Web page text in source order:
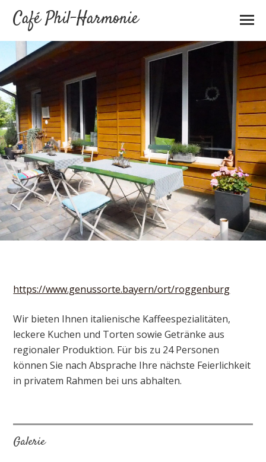
Café Phil-Harmonie
https://www.genussorte.bayern/ort/roggenburg
Wir bieten Ihnen italienische Kaffeespezialitäten,
leckere Kuchen und Torten sowie Getränke aus
regionaler Produktion. Für bis zu 24 Personen
können Sie nach Absprache Ihre nächste Feierlichkeit
in privatem Rahmen bei uns abhalten.
Galerie